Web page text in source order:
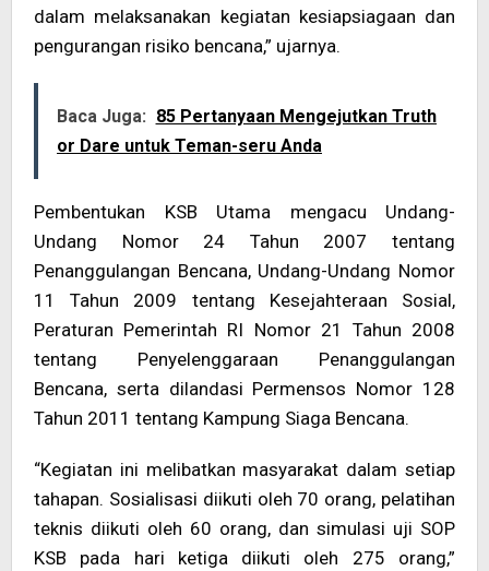
dalam melaksanakan kegiatan kesiapsiagaan dan
pengurangan risiko bencana,” ujarnya.
Baca Juga: 85 Pertanyaan Mengejutkan Truth
or Dare untuk Teman-seru Anda
Pembentukan KSB Utama mengacu Undang-
Undang Nomor 24 Tahun 2007 tentang
Penanggulangan Bencana, Undang-Undang Nomor
11 Tahun 2009 tentang Kesejahteraan Sosial,
Peraturan Pemerintah RI Nomor 21 Tahun 2008
tentang Penyelenggaraan Penanggulangan
Bencana, serta dilandasi Permensos Nomor 128
Tahun 2011 tentang Kampung Siaga Bencana.
“Kegiatan ini melibatkan masyarakat dalam setiap
tahapan. Sosialisasi diikuti oleh 70 orang, pelatihan
teknis diikuti oleh 60 orang, dan simulasi uji SOP
KSB pada hari ketiga diikuti oleh 275 orang,”